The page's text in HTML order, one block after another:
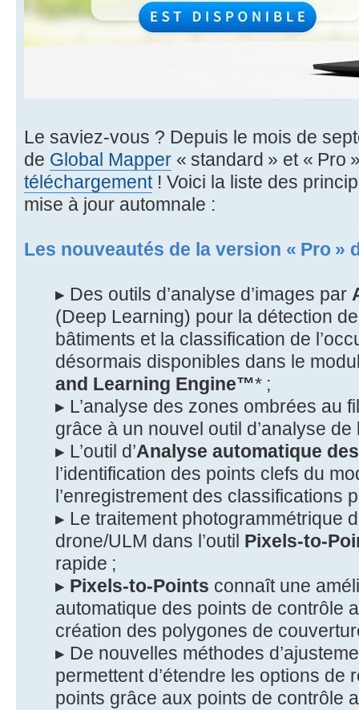
Le saviez-vous ? Depuis le mois de
de Global Mapper « standard » et « Pro
téléchargement! Voici la liste des
mise à jour automnale :
Les nouveautés de la version « Pro »
▸ Des outils d’analyse d’images par
(Deep Learning) pour la détection
bâtiments et la classification de
désormais disponibles dans le
and Learning Engine™* ;
▸ L’analyse des zones ombrées au
grâce à un nouvel outil d’analyse de
▸ L’outil d’Analyse automatique
l’identification des points clefs du
l’enregistrement des classifications
▸ Le traitement photogrammétrique
drone/ULM dans l’outil Pixels-to-
rapide ;
▸ Pixels-to-Points connaît une
automatique des points de contrôle
création des polygones de
▸ De nouvelles méthodes
permettent d’étendre les options de
points grâce aux points de contrôle